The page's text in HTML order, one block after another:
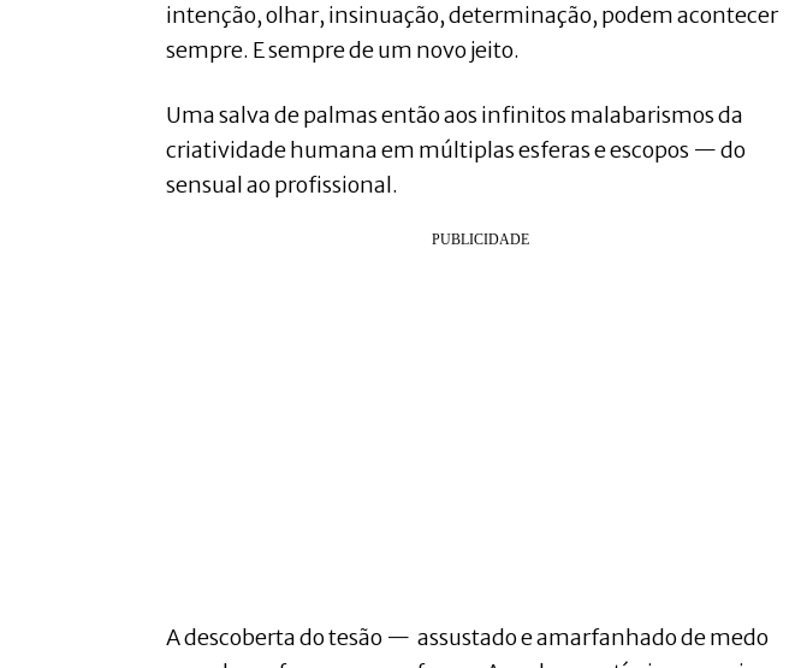
intenção, olhar, insinuação, determinação, podem acontecer
sempre. E sempre de um novo jeito.
Uma salva de palmas então aos infinitos malabarismos da
criatividade humana em múltiplas esferas e escopos — do
sensual ao profissional.
A descoberta do tesão — assustado e amarfanhado de medo